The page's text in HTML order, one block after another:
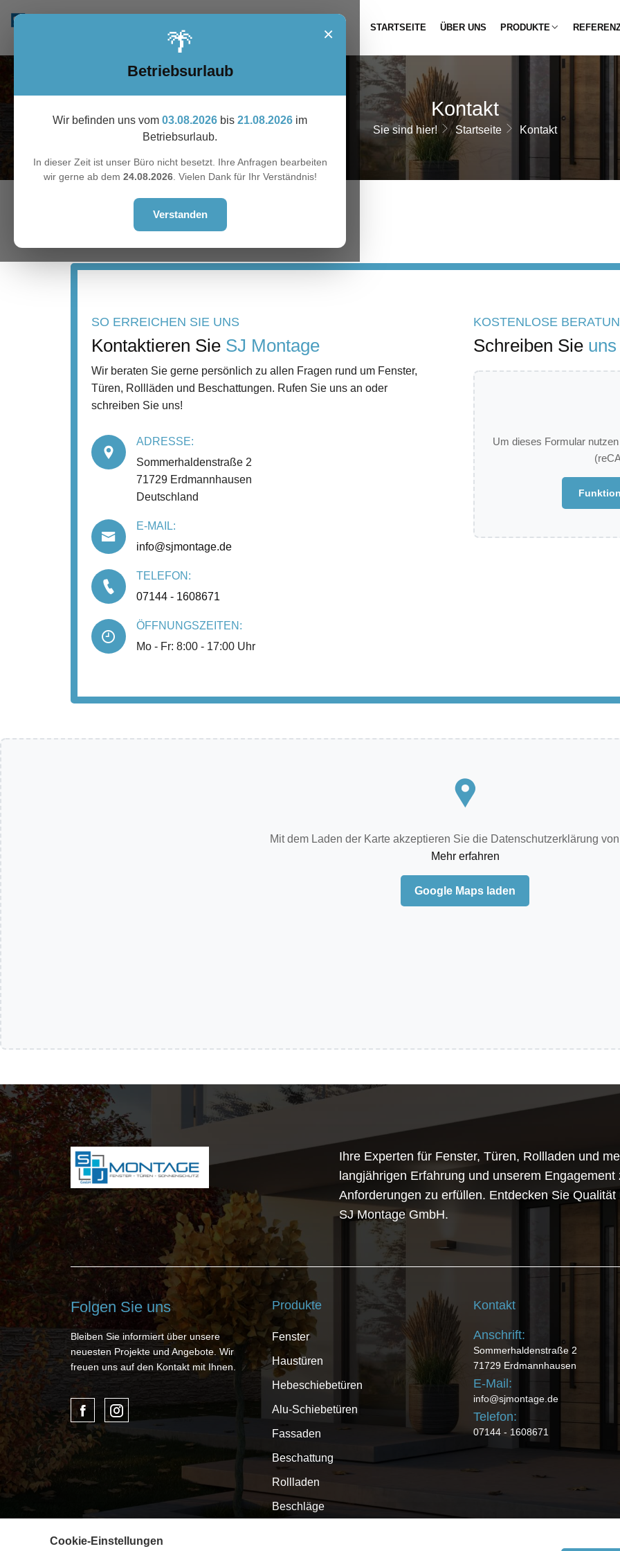
×
🌴
Betriebsurlaub
Wir befinden uns vom 03.08.2026 bis 21.08.2026 im
Betriebsurlaub.
In dieser Zeit ist unser Büro nicht besetzt. Ihre Anfragen bearbeiten
wir gerne ab dem 24.08.2026. Vielen Dank für Ihr Verständnis!
Verstanden
STARTSEITE ÜBER UNS PRODUKTE
Kontakt
Sie sind hier! Startseite Kontakt
SO ERREICHEN SIE UNS
Kontaktieren Sie SJ Montage
Wir beraten Sie gerne persönlich zu allen Fragen rund um Fenster,
Türen, Rollläden und Beschattungen. Rufen Sie uns an oder
schreiben Sie uns!
ADRESSE:
Sommerhaldenstraße 2
71729 Erdmannhausen
Deutschland
E-MAIL:
info@sjmontage.de
TELEFON:
07144 - 1608671
ÖFFNUNGSZEITEN:
Mo - Fr: 8:00 - 17:00 Uhr
KOSTENLOSE
Schreiben Sie uns
Um dieses Formular
Mit dem Laden der Karte akzeptieren Sie die Datenschutzerklärung
Mehr erfahren
Google Maps laden
Ihre Experten für Fenster, Türen, Rollladen und
langjährigen Erfahrung und unserem
Anforderungen zu erfüllen. Entdecken Sie
SJ Montage GmbH.
Folgen Sie uns
Bleiben Sie informiert über unsere
neuesten Projekte und Angebote. Wir
freuen uns auf den Kontakt mit Ihnen.
Produkte
Fenster
Haustüren
Hebeschiebetüren
Alu-Schiebetüren
Fassaden
Beschattung
Rollladen
Beschläge
Kontakt
Anschrift:
Sommerhaldenstraße 2
71729 Erdmannhausen
E-Mail:
info@sjmontage.de
Telefon:
07144 - 1608671
Cookie-Einstellungen